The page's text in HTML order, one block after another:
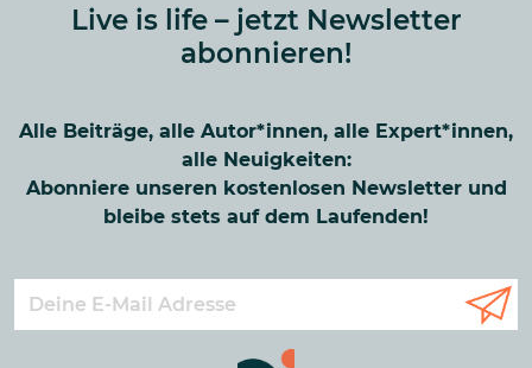
Live is life – jetzt Newsletter
abonnieren!
Alle Beiträge, alle Autor*innen, alle Expert*innen,
alle Neuigkeiten:
Abonniere unseren kostenlosen Newsletter und
bleibe stets auf dem Laufenden!